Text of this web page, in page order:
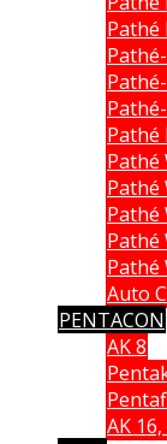
Pathé
Pathé
Pathé
Pathé
Pathé
Pathé
Pathé
Auto
PENTACON
AK 8
AK